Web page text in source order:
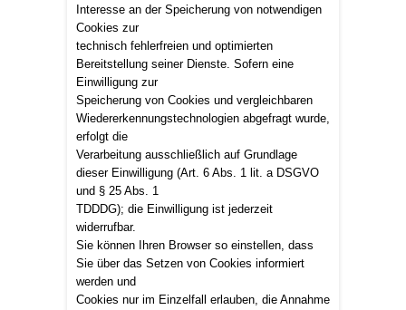
Interesse an der Speicherung von notwendigen
Cookies zur
technisch fehlerfreien und optimierten
Bereitstellung seiner Dienste. Sofern eine
Einwilligung zur
Speicherung von Cookies und vergleichbaren
Wiedererkennungstechnologien abgefragt wurde,
erfolgt die
Verarbeitung ausschließlich auf Grundlage
dieser Einwilligung (Art. 6 Abs. 1 lit. a DSGVO
und § 25 Abs. 1
TDDDG); die Einwilligung ist jederzeit
widerrufbar.
Sie können Ihren Browser so einstellen, dass
Sie über das Setzen von Cookies informiert
werden und
Cookies nur im Einzelfall erlauben, die Annahme